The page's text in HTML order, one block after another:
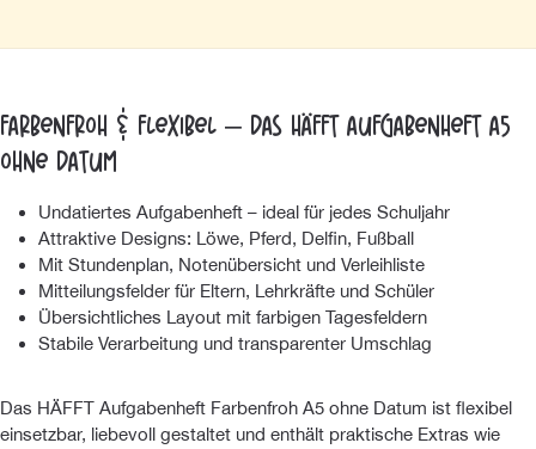
Farbenfroh & flexibel – das HÄFFT Aufgabenheft A5
ohne Datum
Undatiertes Aufgabenheft – ideal für jedes Schuljahr
Attraktive Designs: Löwe, Pferd, Delfin, Fußball
Mit Stundenplan, Notenübersicht und Verleihliste
Mitteilungsfelder für Eltern, Lehrkräfte und Schüler
Übersichtliches Layout mit farbigen Tagesfeldern
Stabile Verarbeitung und transparenter Umschlag
Das HÄFFT Aufgabenheft Farbenfroh A5 ohne Datum ist flexibel
einsetzbar, liebevoll gestaltet und enthält praktische Extras wie